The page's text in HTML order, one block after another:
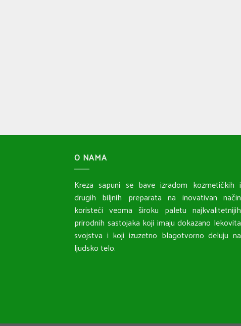
O NAMA
Kreza sapuni se bave izradom kozmetičkih i
drugih biljnih preparata na inovativan način
koristeći veoma široku paletu najkvalitetnijih
prirodnih sastojaka koji imaju dokazano lekovita
svojstva i koji izuzetno blagotvorno deluju na
ljudsko telo.